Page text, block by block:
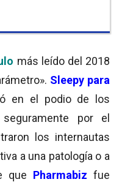
más leído del 2018
Sleepy para
en el podio de los
por el
los internautas
a una patología o a
que Pharmabiz fue